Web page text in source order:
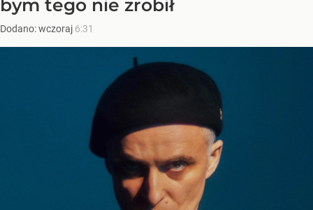
bym tego nie zrobił
Dodano:wczoraj 6:31